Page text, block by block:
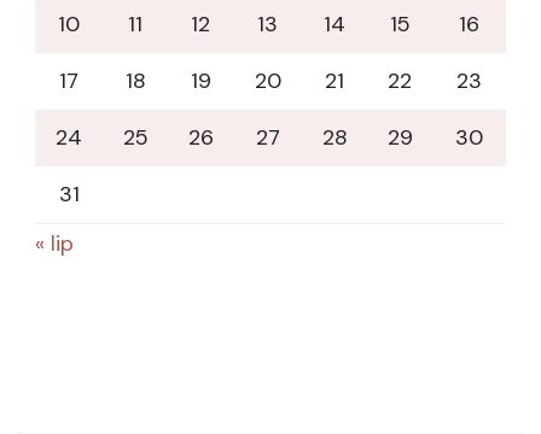
10
11 12 13 14 15
16
17
18 19 20 21 22
23
24
25 26 27 28 29
30
31
« lip